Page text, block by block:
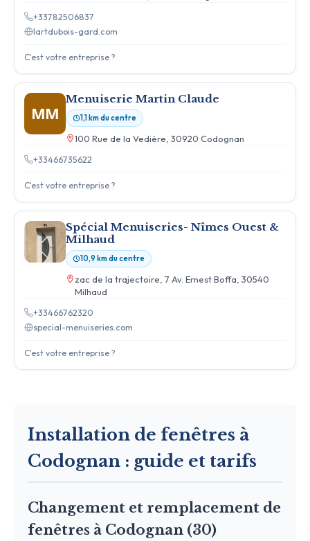
+33782506837
lartdubois-gard.com
C'est votre entreprise ?
MM
Menuiserie Martin Claude
1,1 km du centre
100 Rue de la Vedière, 30920 Codognan
+33466735622
C'est votre entreprise ?
Spécial Menuiseries- Nîmes Ouest &
Milhaud
10,9 km du centre
zac de la trajectoire, 7 Av. Ernest Boffa, 30540
Milhaud
+33466762320
special-menuiseries.com
C'est votre entreprise ?
Installation de fenêtres à
Codognan : guide et tarifs
Changement et remplacement de
fenêtres à Codognan (30)